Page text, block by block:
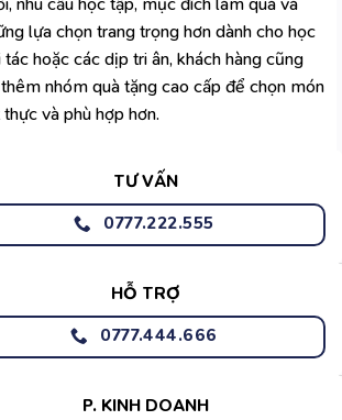
lựa chọn trang trọng hơn dành cho học
tác hoặc các dịp tri ân, khách hàng cũng
nhómquà tặng cao cấpđể chọn món
và phù hợp hơn.
TƯ VẤN
0777.222.555
HỖ TRỢ
0777.444.666
P. KINH DOANH